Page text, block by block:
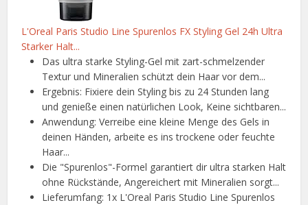
L'Oreal Paris Studio Line Spurenlos FX Styling Gel 24h Ultra
Starker Halt...
Das ultra starke Styling-Gel mit zart-schmelzender
Textur und Mineralien schützt dein Haar vor dem...
Ergebnis: Fixiere dein Styling bis zu 24 Stunden lang
und genieße einen natürlichen Look, Keine sichtbaren...
Anwendung: Verreibe eine kleine Menge des Gels in
deinen Händen, arbeite es ins trockene oder feuchte
Haar...
Die "Spurenlos"-Formel garantiert dir ultra starken Halt
ohne Rückstände, Angereichert mit Mineralien sorgt...
Lieferumfang: 1x L'Oreal Paris Studio Line Spurenlos